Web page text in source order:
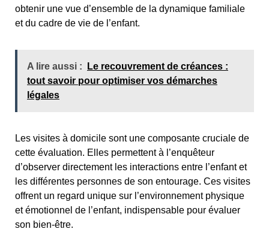
obtenir une vue d’ensemble de la dynamique familiale
et du cadre de vie de l’enfant.
A lire aussi :
Le recouvrement de créances :
tout savoir pour optimiser vos démarches
légales
Les visites à domicile sont une composante cruciale de
cette évaluation. Elles permettent à l’enquêteur
d’observer directement les interactions entre l’enfant et
les différentes personnes de son entourage. Ces visites
offrent un regard unique sur l’environnement physique
et émotionnel de l’enfant, indispensable pour évaluer
son bien-être.